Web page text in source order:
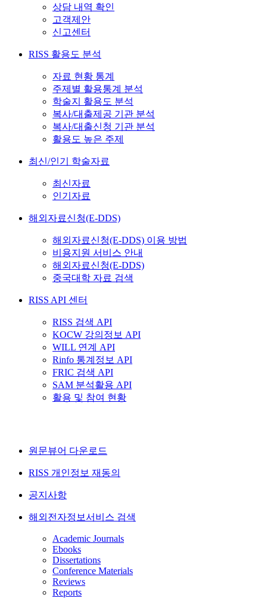
상담 내역 확인
고객제안
신고센터
RISS 활용도 분석
자료 현황 통계
주제별 활용통계 분석
학술지 활용도 분석
복사/대출제공 기관 분석
복사/대출신청 기관 분석
활용도 높은 주제
최신/인기 학술자료
최신자료
인기자료
해외자료신청(E-DDS)
해외자료신청(E-DDS) 이용 방법
비용지원 서비스 안내
해외자료신청(E-DDS)
중국대학 자료 검색
RISS API 센터
RISS 검색 API
KOCW 강의정보 API
WILL 연계 API
Rinfo 통계정보 API
FRIC 검색 API
SAM 분석활용 API
활용 및 참여 현황
원문뷰어 다운로드
RISS 개인정보 재동의
공지사항
해외전자정보서비스 검색
Academic Journals
Ebooks
Dissertations
Conference Materials
Reviews
Reports